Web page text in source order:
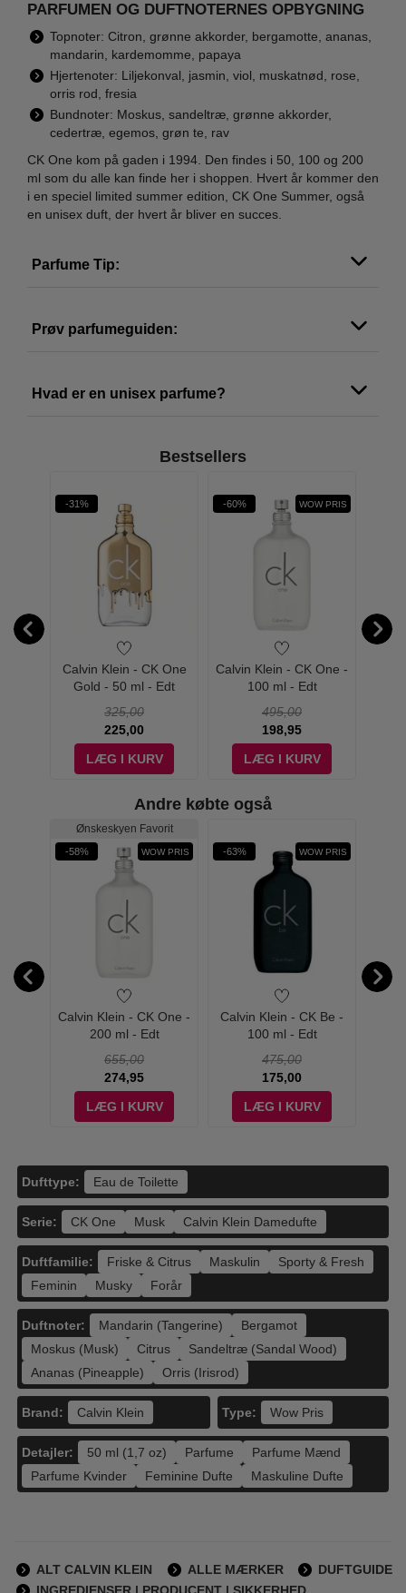
PARFUMEN OG DUFTNOTERNES OPBYGNING
Topnoter: Citron, grønne akkorder, bergamotte, ananas,
mandarin, kardemomme, papaya
Hjertenoter: Liljekonval, jasmin, viol, muskatnød, rose,
orris rod, fresia
Bundnoter: Moskus, sandeltræ, grønne akkorder,
cedertræ, egemos, grøn te, rav
CK One kom på gaden i 1994. Den findes i 50, 100 og 200
ml som du alle kan finde her i shoppen. Hvert år kommer den
i en speciel limited summer edition, CK One Summer, også
en unisex duft, der hvert år bliver en succes.
Parfume Tip:
Prøv parfumeguiden:
Hvad er en unisex parfume?
Bestsellers
-31%
Calvin Klein - CK One
Gold - 50 ml - Edt
325,00
225,00
LÆG I KURV
-60% WOW PRIS
Calvin Klein - CK One -
100 ml - Edt
495,00
198,95
LÆG I KURV
Andre købte også
Ønskeskyen Favorit
-58% WOW PRIS
Calvin Klein - CK One -
200 ml - Edt
655,00
274,95
LÆG I KURV
-63% WOW PRIS
Calvin Klein - CK Be -
100 ml - Edt
475,00
175,00
LÆG I KURV
Dufttype: Eau de Toilette
Serie: CK One Musk Calvin Klein Damedufte
Duftnoter: Mandarin (Tangerine)
Bergamot
Moskus (Musk)
Citrus
Sandeltræ (Sandal Wood)
Ananas (Pineapple)
Orris (Irisrod)
Duftfamilie: Friske & Citrus Maskulin
Sporty & Fresh
Feminin
Musky Forår
Brand: Calvin Klein Type: Wow Pris
Detajler: 50 ml (1,7 oz) Parfume
Parfume Mænd
Parfume Kvinder
Feminine Dufte Maskuline Dufte
ALT CALVIN KLEIN ALLE MÆRKER
DUFTGUIDE